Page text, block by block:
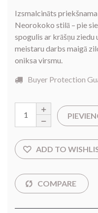
Izsmalcināts
Neorokoko stilā – pie
spogulis ar krāšņu
meistaru darbs maigā
oniksa virsmu.
Buyer Protection